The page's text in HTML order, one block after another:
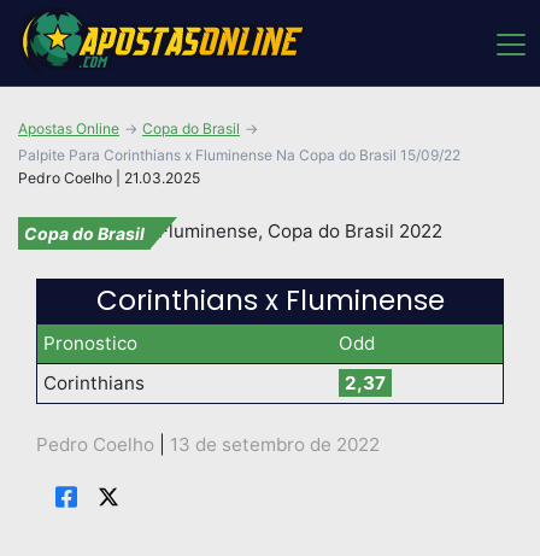
Pedro Coelho | 21.03.2025
Apostas Online
Copa do Brasil
Palpite Para Corinthians x Fluminense Na Copa do Brasil 15/09/22
Copa do Brasil
Corinthians x Fluminense
Pronostico
Odd
Corinthians
2,37
Pedro Coelho 13 de setembro de 2022